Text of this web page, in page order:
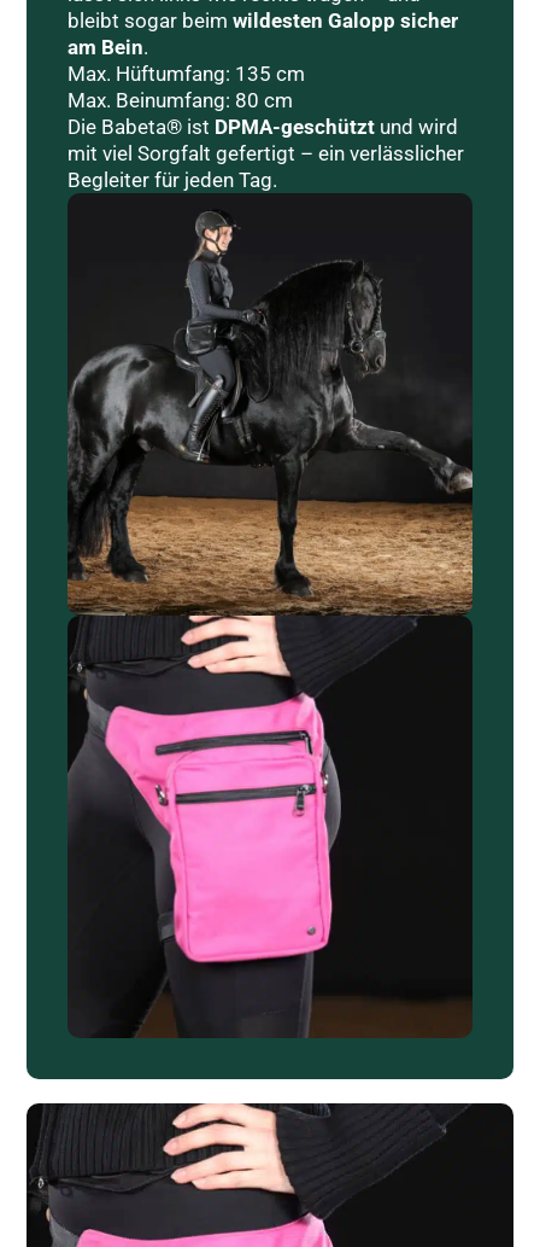
bleibt sogar beimwildesten Galopp sicher
am Bein.
Max. Hüftumfang: 135 cm
Max. Beinumfang: 80 cm
Die Babeta® ist DPMA-geschützt und wird
mit viel Sorgfalt gefertigt – ein verlässlicher
Begleiter für jeden Tag.